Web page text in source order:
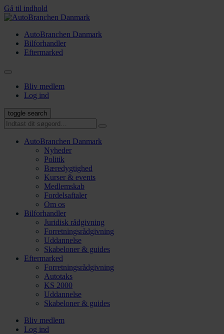
Gå til indhold
AutoBranchen Danmark
Bilforhandler
Eftermarked
Bliv medlem
Log ind
toggle search
AutoBranchen Danmark
Nyheder
Politik
Bæredygtighed
Kurser & events
Medlemskab
Fordelsaftaler
Om os
Bilforhandler
Juridisk rådgivning
Forretningsrådgivning
Uddannelse
Skabeloner & guides
Eftermarked
Forretningsrådgivning
Autotaks
KS 2000
Uddannelse
Skabeloner & guides
Bliv medlem
Log ind